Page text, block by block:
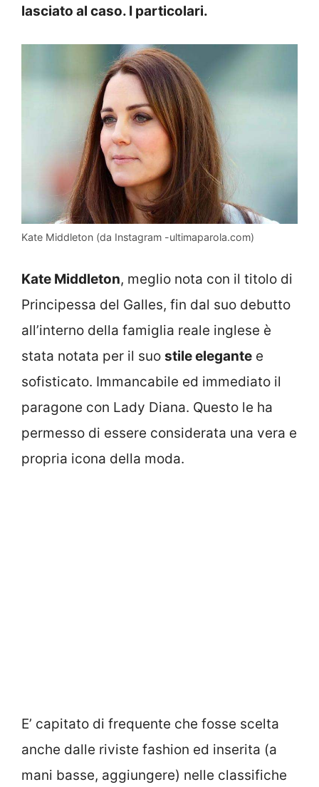
lasciato al caso. I particolari.
Kate Middleton (da Instagram -ultimaparola.com)
Kate Middleton, meglio nota con il titolo di
Principessa del Galles, fin dal suo debutto
all’interno della famiglia reale inglese è
stata notata per il suo stile elegante e
sofisticato. Immancabile ed immediato il
paragone con Lady Diana. Questo le ha
permesso di essere considerata una vera e
propria icona della moda.
E’ capitato di frequente che fosse scelta
anche dalle riviste fashion ed inserita (a
mani basse, aggiungere) nelle classifiche